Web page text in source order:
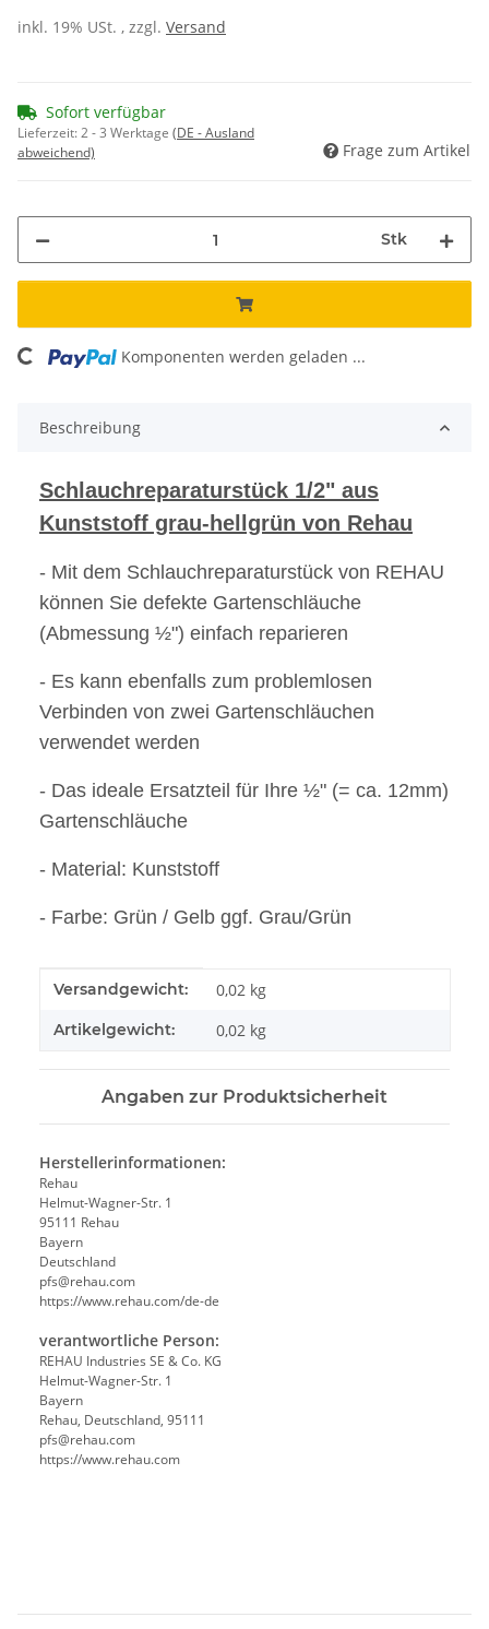
inkl. 19% USt. , zzgl. Versand
Sofort verfügbar
Lieferzeit:2 - 3 Werktage (DE - Ausland
abweichend)
Frage zum Artikel
Stk
Komponenten werden geladen ...
Beschreibung
Schlauchreparaturstück 1/2" aus
Kunststoff grau-hellgrün von Rehau
- Mit dem Schlauchreparaturstück von REHAU
können Sie defekte Gartenschläuche
(Abmessung ½") einfach reparieren
- Es kann ebenfalls zum problemlosen
Verbinden von zwei Gartenschläuchen
verwendet werden
- Das ideale Ersatzteil für Ihre ½" (= ca. 12mm)
Gartenschläuche
- Material: Kunststoff
- Farbe: Grün / Gelb ggf. Grau/Grün
Produkteigenschaft
Wert
Versandgewicht: 0,02 kg
Artikelgewicht: 0,02 kg
Angaben zur Produktsicherheit
Herstellerinformationen:
Rehau
Helmut-Wagner-Str. 1
95111 Rehau
Bayern
Deutschland
pfs@rehau.com
https://www.rehau.com/de-de
verantwortliche Person:
REHAU Industries SE & Co. KG
Helmut-Wagner-Str. 1
Bayern
Rehau, Deutschland, 95111
pfs@rehau.com
https://www.rehau.com